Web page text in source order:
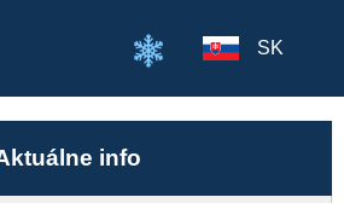
SK
Chopka v cene jedného lístka!
info